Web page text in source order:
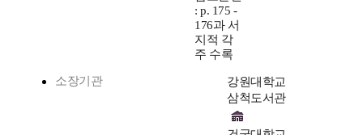
: p. 175 -
176과 서
지적 각
주 수록
소장기관
강원대학교
삼척도서관